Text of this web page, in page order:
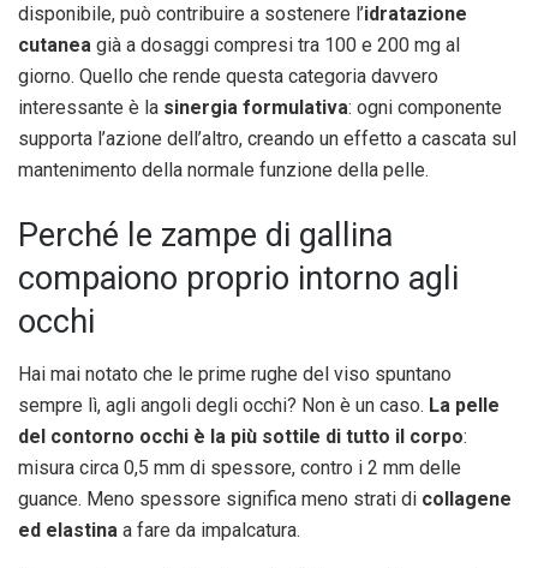
disponibile, può contribuire a sostenere l’idratazione
cutanea già a dosaggi compresi tra 100 e 200 mg al
giorno. Quello che rende questa categoria davvero
interessante è la sinergia formulativa: ogni componente
supporta l’azione dell’altro, creando un effetto a cascata sul
mantenimento della normale funzione della pelle.
Perché le zampe di gallina
compaiono proprio intorno agli
occhi
Hai mai notato che le prime rughe del viso spuntano
sempre lì, agli angoli degli occhi? Non è un caso. La pelle
del contorno occhi è la più sottile di tutto il corpo:
misura circa 0,5 mm di spessore, contro i 2 mm delle
guance. Meno spessore significa meno strati di collagene
ed elastina a fare da impalcatura.